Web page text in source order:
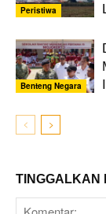
Peristiwa
Benteng Negara
TINGGALKAN